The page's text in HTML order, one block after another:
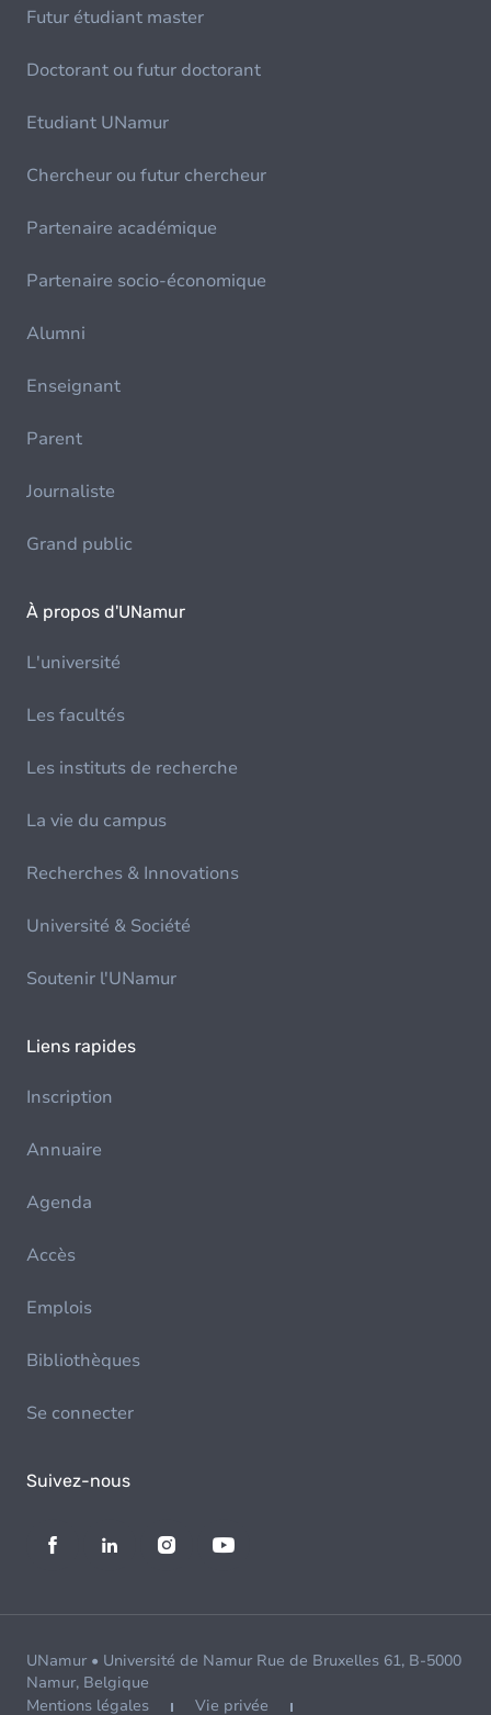
Futur étudiant master
Doctorant ou futur doctorant
Etudiant UNamur
Chercheur ou futur chercheur
Partenaire académique
Partenaire socio-économique
Alumni
Enseignant
Parent
Journaliste
Grand public
À propos d'UNamur
L'université
Les facultés
Les instituts de recherche
La vie du campus
Recherches & Innovations
Université & Société
Soutenir l'UNamur
Liens rapides
Inscription
Annuaire
Agenda
Accès
Emplois
Bibliothèques
Se connecter
Suivez-nous
UNamur • Université de Namur Rue de Bruxelles 61, B-5000
Namur, Belgique
Mentions légales
Vie privée